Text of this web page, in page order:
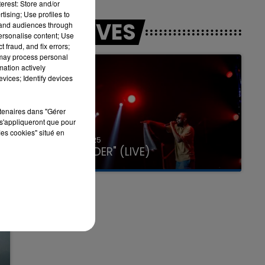
LES LIVES
31 janvier 2025
GIMS "SPIDER" (LIVE)
Store and/or
Use profiles to
audiences through
content; Use
fraud, and fix errors;
process personal
actively
Identify devices
dans "Gérer
que pour
cookies" situé en